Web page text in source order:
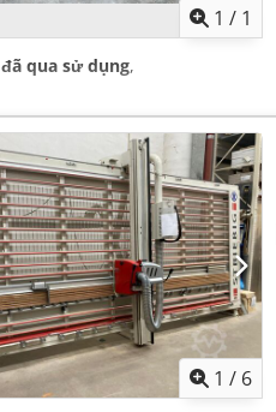
1 / 1
đã qua sử dụng,
1 / 6